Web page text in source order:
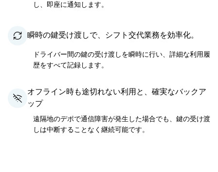
し、即座に通知します。
瞬時の鍵受け渡しで、シフト交代業務を効率化。
ドライバー間の鍵の受け渡しを瞬時に行い、詳細な利用履
歴をすべて記録します。
オフライン時も途切れない利用と、確実なバックア
ップ
遠隔地のデポで通信障害が発生した場合でも、鍵の受け渡
しは中断することなく継続可能です。